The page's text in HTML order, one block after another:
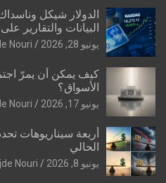
الدولار شيكل
البيانات والتقارير
يونيو 28, 2026 Nouri
كيف يمكن أن يمرّ
الأسواق؟
يونيو 17, 2026 Nouri
أربعة سيناريوهات
الحالي
يونيو 8, 2026 Nouri